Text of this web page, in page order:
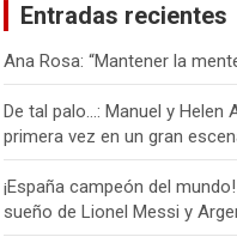
Entradas recientes
Ana Rosa: “Mantener la
De tal palo…: Manuel y Helen
primera vez en un gran
¡España campeón del
sueño de Lionel Messi y